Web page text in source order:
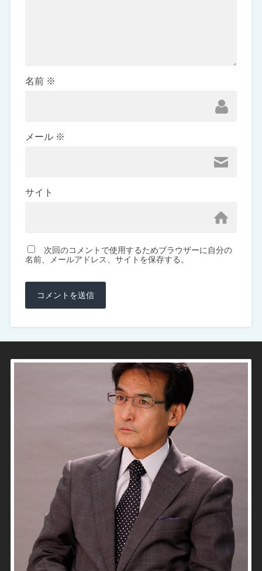
名前 ※
メール ※
サイト
次回のコメントで使用するためブラウザーに自分の
名前、メールアドレス、サイトを保存する。